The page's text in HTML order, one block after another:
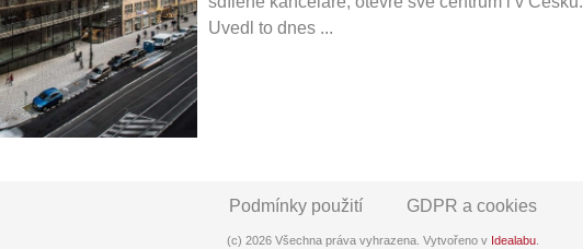
Uvedl to dnes ...
Podmínky použití GDPR a cookies
(c) 2026 Všechna práva vyhrazena. Vytvořeno v Idealabu.